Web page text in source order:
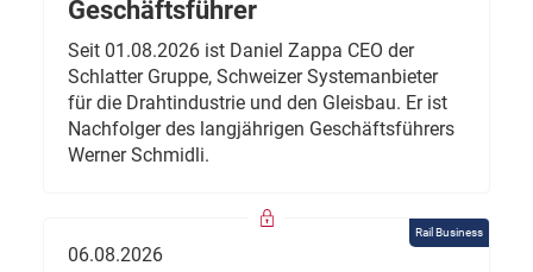
Geschäftsführer
Seit 01.08.2026 ist Daniel Zappa CEO der
Schlatter Gruppe, Schweizer Systemanbieter
für die Drahtindustrie und den Gleisbau. Er ist
Nachfolger des langjährigen Geschäftsführers
Werner Schmidli.
Rail Business
06.08.2026